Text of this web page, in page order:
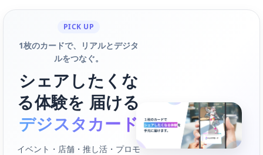
PICK UP
1枚のカードで、リアルとデジタ
ルをつなぐ。
シェアしたくな
る体験を 届ける
デジスタカード
イベント・店舗・推し活・プロモ